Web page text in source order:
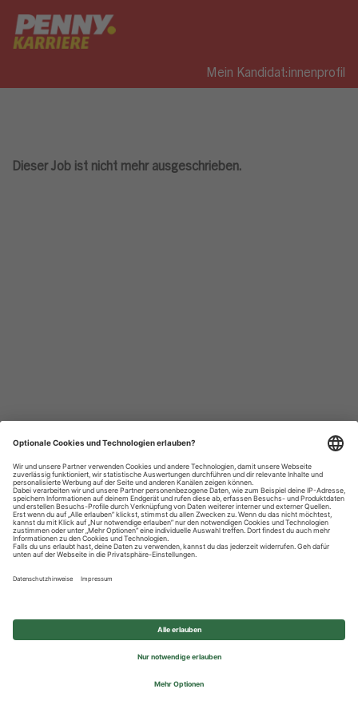
Mein Kandidat:innenprofil
Dieser Job ist nicht mehr ausgeschrieben.
Datenschutzhinweise
Impressum
Privatsphäre-Einstellungen
© 2026 REWE Group - All rights reserved